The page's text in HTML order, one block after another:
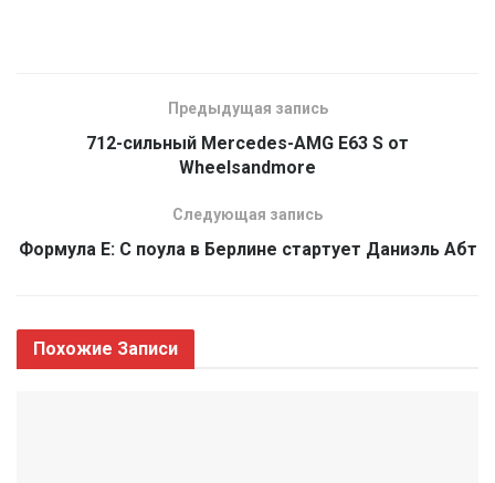
Предыдущая запись
712-сильный Mercedes-AMG E63 S от
Wheelsandmore
Следующая запись
Формула E: С поула в Берлине стартует Даниэль Абт
Похожие Записи